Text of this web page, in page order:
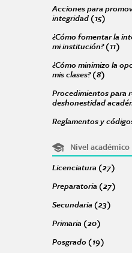
Acciones para
integridad (15)
¿Cómo fomentar la
mi institución? (11)
¿Cómo minimizo la
mis clases? (8)
Procedimientos para
deshonestidad
Reglamentos y
Nivel académico
Licenciatura (27)
Preparatoria (27)
Secundaria (23)
Primaria (20)
Posgrado (19)